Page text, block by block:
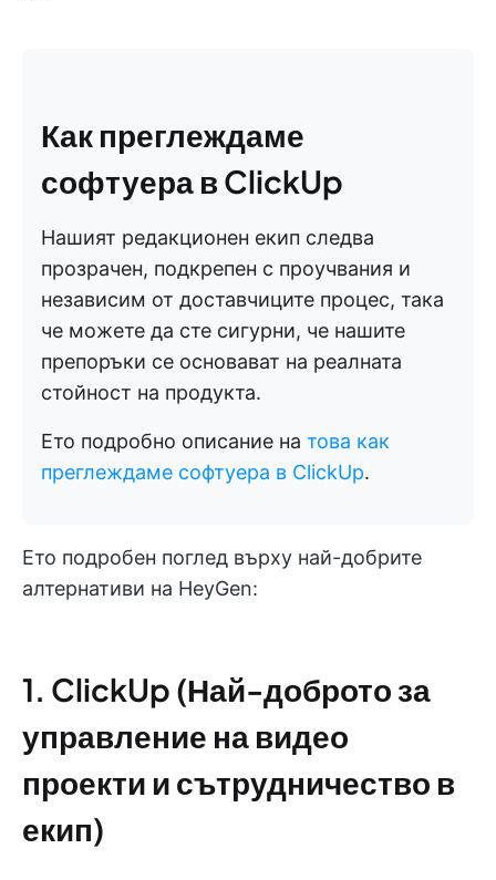
Как преглеждаме
софтуера в ClickUp
Нашият редакционен екип следва
прозрачен, подкрепен с проучвания и
независим от доставчиците процес, така
че можете да сте сигурни, че нашите
препоръки се основават на реалната
стойност на продукта.
Ето подробно описание на това как
преглеждаме софтуера в ClickUp.
Ето подробен поглед върху най-добрите
алтернативи на HeyGen:
1. ClickUp (Най-доброто за
управление на видео
проекти и сътрудничество в
екип)